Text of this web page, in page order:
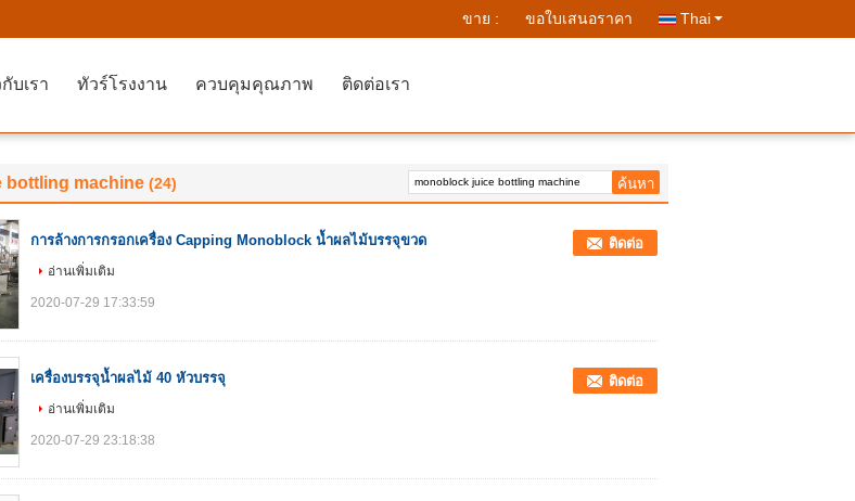
ขาย : ขอใบเสนอราคา Thai
บเรา ทัวร์โรงงาน ควบคุมคุณภาพ ติดต่อเรา
bottling machine (24)
การล้างการกรอกเครื่อง Capping Monoblock น้ำผลไม้บรรจุขวด ติดต่อ
อ่านเพิ่มเติม
2020-07-29 17:33:59
เครื่องบรรจุน้ำผลไม้ 40 หัวบรรจุ ติดต่อ
อ่านเพิ่มเติม
2020-07-29 23:18:38